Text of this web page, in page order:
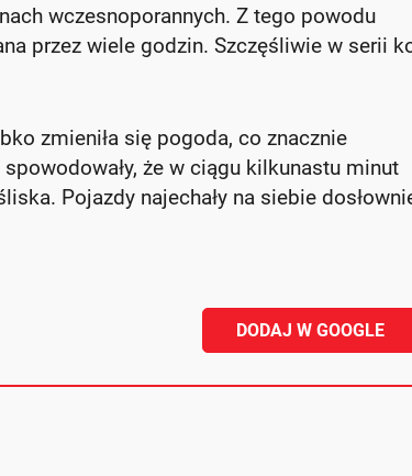
wczesnoporannych. Z tego powodu
przez wiele godzin. Szczęśliwie w serii
zmieniła się pogoda, co znacznie
że w ciągu kilkunastu minut
Pojazdy najechały na siebie
DODAJ W GOOGLE